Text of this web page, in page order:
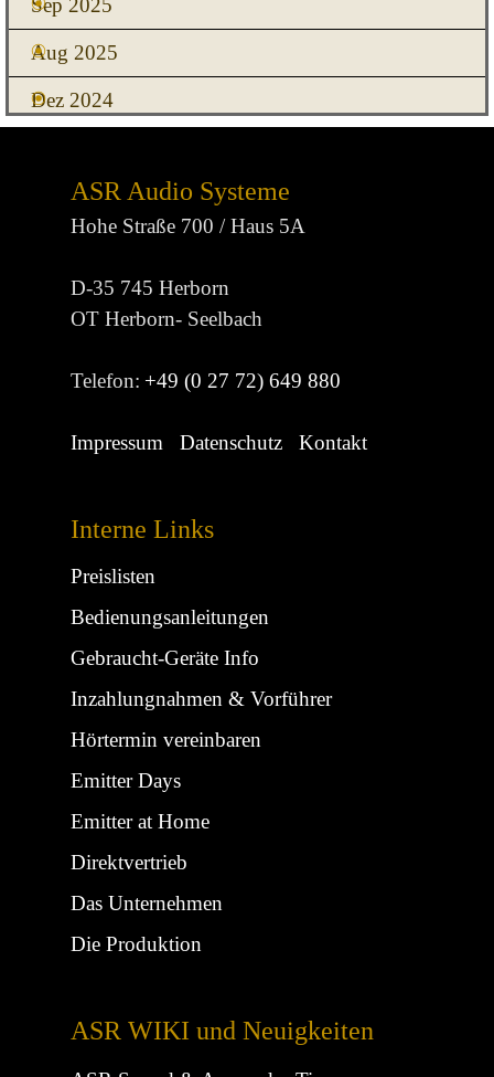
Sep 2025
Aug 2025
Dez 2024
ASR WIKI und Neuigkeiten
Interne Links
Preislisten
Bedienungsanleitungen
Gebraucht-Geräte Info
Inzahlungnahmen & Vorführer
Hörtermin vereinbaren
Emitter Days
Emitter at Home
Direktvertrieb
Das Unternehmen
Die Produktion
ASR Audio Systeme
Hohe Straße 700 / Haus 5A
D-35 745 Herborn
OT Herborn- Seelbach
Telefon: +49 (0 27 72) 649 880
Impressum Datenschutz Kontakt